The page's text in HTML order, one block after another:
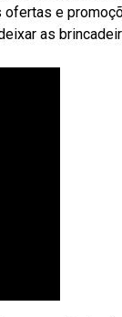
ofertas e
as